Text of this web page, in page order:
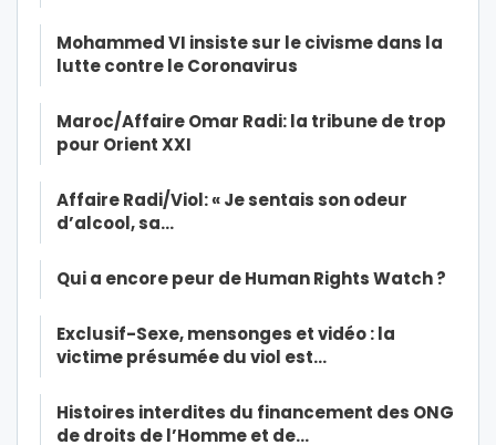
Mohammed VI insiste sur le civisme dans la
lutte contre le Coronavirus
Maroc/Affaire Omar Radi: la tribune de trop
pour Orient XXI
Affaire Radi/Viol: « Je sentais son odeur
d’alcool, sa…
Qui a encore peur de Human Rights Watch ?
Exclusif-Sexe, mensonges et vidéo : la
victime présumée du viol est…
Histoires interdites du financement des ONG
de droits de l’Homme et de…